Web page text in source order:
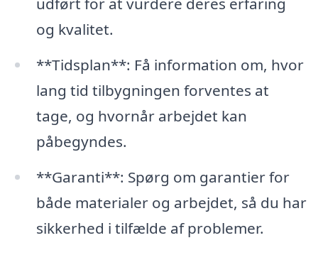
og kvalitet.
**Tidsplan**: Få information om, hvor
lang tid tilbygningen forventes at
tage, og hvornår arbejdet kan
påbegyndes.
**Garanti**: Spørg om garantier for
både materialer og arbejdet, så du har
sikkerhed i tilfælde af problemer.